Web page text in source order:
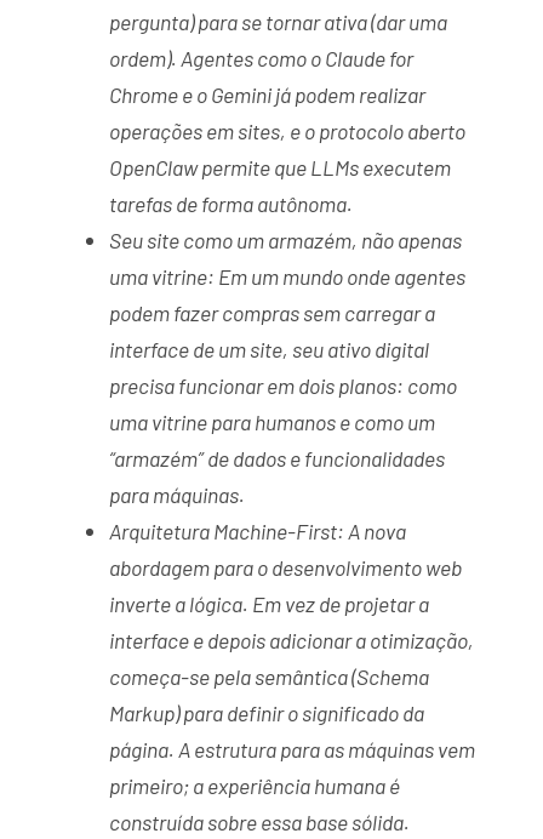
pergunta) para se tornar ativa (dar uma
ordem). Agentes como o Claude for
Chrome e o Gemini já podem realizar
operações em sites, e o protocolo aberto
OpenClaw permite que LLMs executem
tarefas de forma autônoma.
Seu site como um armazém, não apenas
uma vitrine: Em um mundo onde agentes
podem fazer compras sem carregar a
interface de um site, seu ativo digital
precisa funcionar em dois planos: como
uma vitrine para humanos e como um
“armazém” de dados e funcionalidades
para máquinas.
Arquitetura Machine-First: A nova
abordagem para o desenvolvimento web
inverte a lógica. Em vez de projetar a
interface e depois adicionar a otimização,
começa-se pela semântica (Schema
Markup) para definir o significado da
página. A estrutura para as máquinas vem
primeiro; a experiência humana é
construída sobre essa base sólida.